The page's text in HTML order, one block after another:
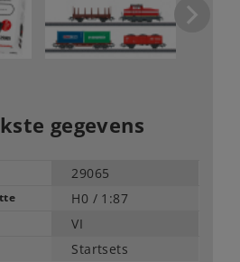
gegevens
29065
H0 / 1:87
VI
Startsets